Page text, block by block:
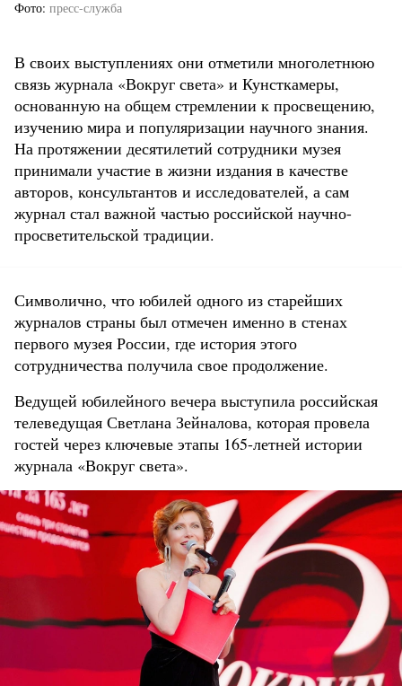
Фото пресс-служба
В своих выступлениях они отметили многолетнюю
связь журнала «Вокруг света» и Кунсткамеры,
основанную на общем стремлении к просвещению,
изучению мира и популяризации научного знания.
На протяжении десятилетий сотрудники музея
принимали участие в жизни издания в качестве
авторов, консультантов и исследователей, а сам
журнал стал важной частью российской научно-
просветительской традиции.
Символично, что юбилей одного из старейших
журналов страны был отмечен именно в стенах
первого музея России, где история этого
сотрудничества получила свое продолжение.
Ведущей юбилейного вечера выступила российская
телеведущая Светлана Зейналова, которая провела
гостей через ключевые этапы 165-летней истории
журнала «Вокруг света».